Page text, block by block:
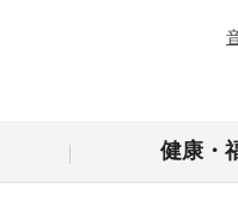
健康・